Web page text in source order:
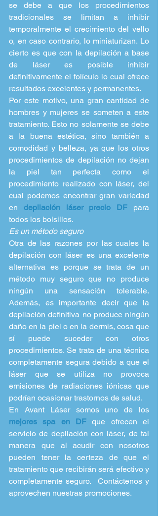
se debe a que los procedimientos
tradicionales se limitan a inhibir
temporalmente el crecimiento del vello
o, en caso contrario, lo miniaturizan. Lo
cierto es que con la depilación a base
de láser es posible inhibir
definitivamente el folículo lo cual ofrece
resultados excelentes y permanentes.
Por este motivo, una gran cantidad de
hombres y mujeres se someten a este
tratamiento. Esto no solamente se debe
a la buena estética, sino también a
comodidad y belleza, ya que los otros
procedimientos de depilación no dejan
la piel tan perfecta como el
procedimiento realizado con láser, del
cual podemos encontrar gran variedad
en depilación láser precio DF para
todos los bolsillos.
Es un método seguro
Otra de las razones por las cuales la
depilación con láser es una excelente
alternativa es porque se trata de un
método muy seguro que no produce
ningún una sensación tolerable.
Además, es importante decir que la
depilación definitiva no produce ningún
daño en la piel o en la dermis, cosa que
sí puede suceder con otros
procedimientos. Se trata de una técnica
completamente segura debido a que el
láser que se utiliza no provoca
emisiones de radiaciones iónicas que
podrían ocasionar trastornos de salud.
mejores spa en DF que ofrecen el
servicio de depilación con láser, de tal
manera que al acudir con nosotros
pueden tener la certeza de que el
tratamiento que recibirán será efectivo y
completamente seguro.  Contáctenos y
aprovechen nuestras promociones.